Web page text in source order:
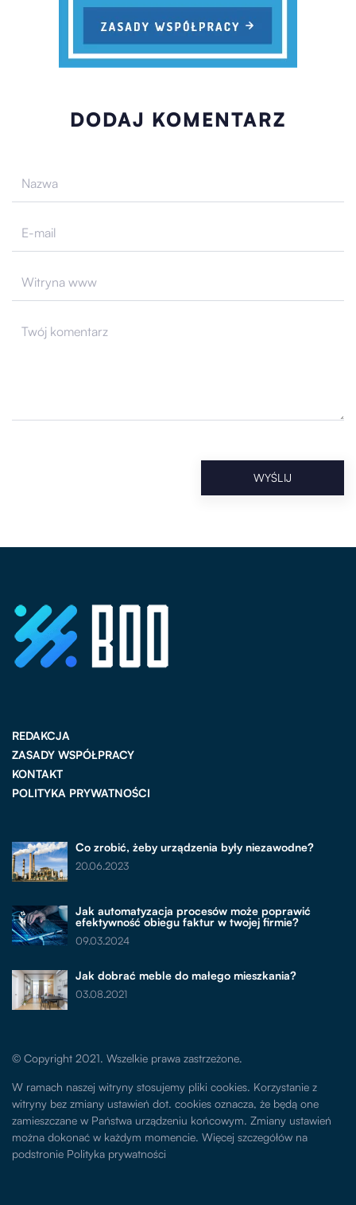
DODAJ KOMENTARZ
REDAKCJA
ZASADY WSPÓŁPRACY
KONTAKT
POLITYKA PRYWATNOŚCI
Co zrobić, żeby urządzenia były niezawodne?
20.06.2023
Jak automatyzacja procesów może poprawić
efektywność obiegu faktur w twojej firmie?
09.03.2024
Jak dobrać meble do małego mieszkania?
03.08.2021
© Copyright 2021. Wszelkie prawa zastrzeżone.
W ramach naszej witryny stosujemy pliki cookies. Korzystanie z
witryny bez zmiany ustawień dot. cookies oznacza, że będą one
zamieszczane w Państwa urządzeniu końcowym. Zmiany ustawień
można dokonać w każdym momencie. Więcej szczegółów na
podstronie Polityka prywatności